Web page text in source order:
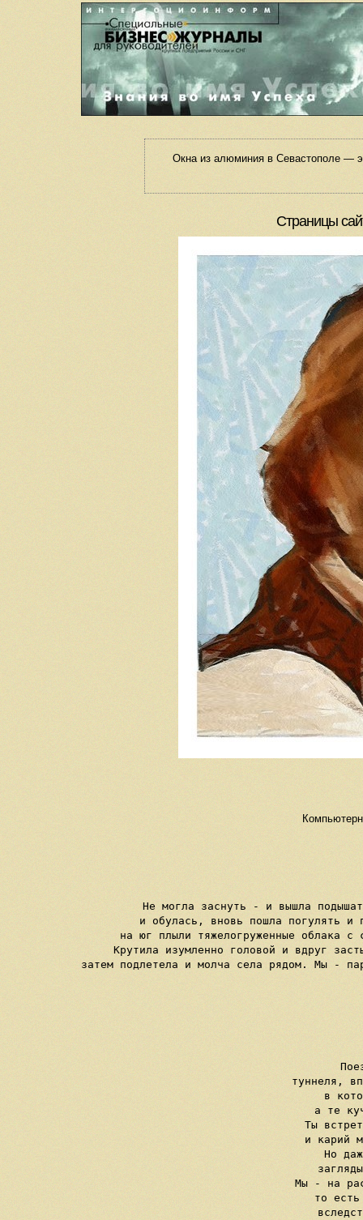
Окна из алюминия в Севастополе —
Страницы
Не могла заснуть - и вышла
и обулась, вновь пошла погулять и
на юг плыли тяжелогруженные облака
Крутила изумленно головой и вдруг
затем подлетела и молча села рядом. Мы -
туннеля,
в
а те
Ты
и карий
Но
Мы - на
то